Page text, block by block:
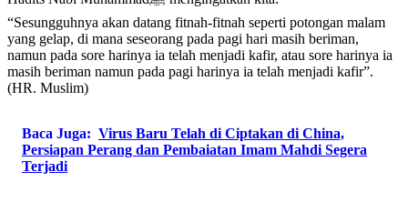
“Sesungguhnya akan datang fitnah-fitnah seperti potongan malam
yang gelap, di mana seseorang pada pagi hari masih beriman,
namun pada sore harinya ia telah menjadi kafir, atau sore harinya ia
masih beriman namun pada pagi harinya ia telah menjadi kafir”.
(HR. Muslim)
Baca Juga: Virus Baru Telah di Ciptakan di China,
Persiapan Perang dan Pembaiatan Imam Mahdi Segera
Terjadi